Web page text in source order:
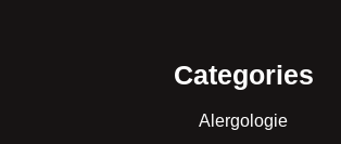
Categories
Alergologie